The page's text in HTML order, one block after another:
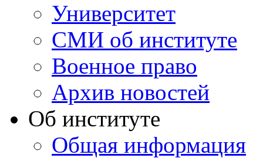
Университет
СМИ об институте
Военное право
Архив новостей
Об институте
Общая информация